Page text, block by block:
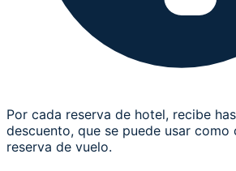
Por cada reserva de hotel, recibe
descuento, que se puede usar como
reserva de vuelo.